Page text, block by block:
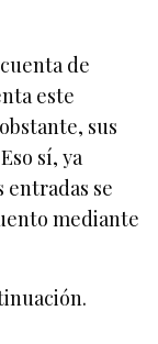
de
este
sus
sí, ya
entradas se
mediante